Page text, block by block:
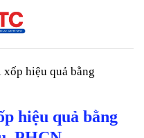
hiệu quả bằng
hiệu quả bằng